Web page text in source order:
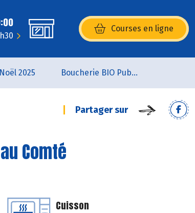
Courses en ligne
(s’ouvre dans une nouvelle
2025 Boucherie BIO Publier
Partager sur
Comté
Cuisson